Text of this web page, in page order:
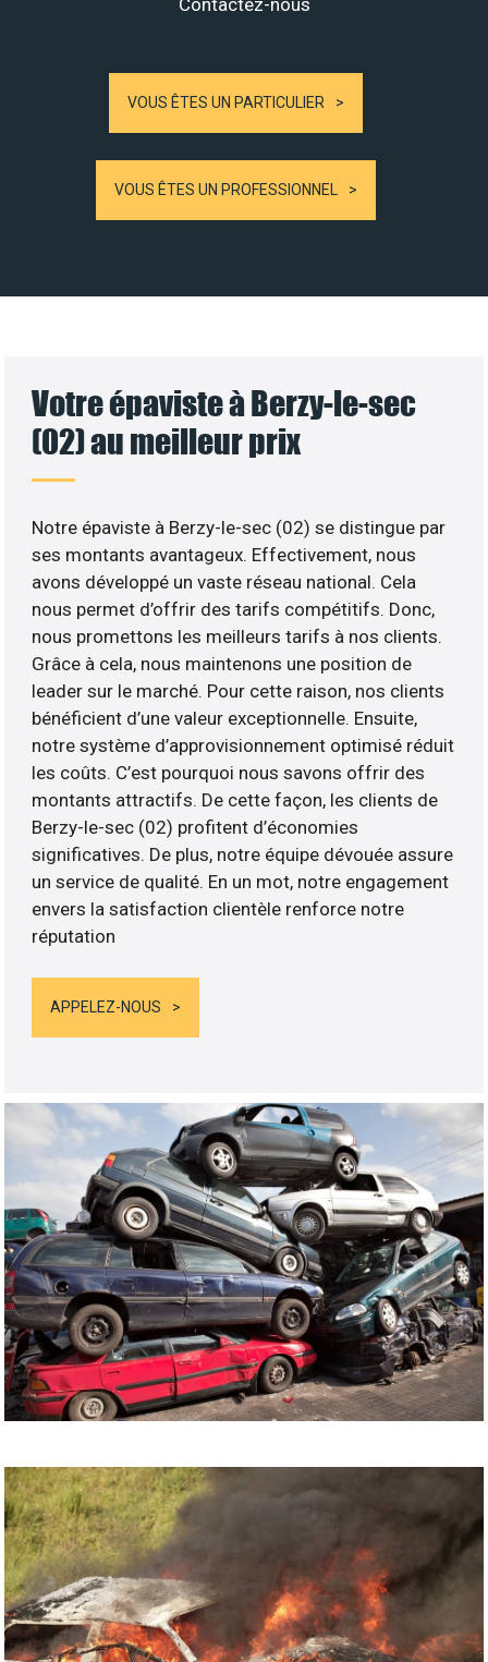
VOUS ÊTES UN PARTICULIER
VOUS ÊTES UN PROFESSIONNEL
Votre épaviste à Berzy-le-sec
(02) au meilleur prix
Notre épaviste à Berzy-le-sec (02) se distingue par
ses montants avantageux. Effectivement, nous
avons développé un vaste réseau national. Cela
nous permet d’offrir des tarifs compétitifs. Donc,
nous promettons les meilleurs tarifs à nos clients.
Grâce à cela, nous maintenons une position de
leader sur le marché. Pour cette raison, nos clients
bénéficient d’une valeur exceptionnelle. Ensuite,
notre système d’approvisionnement optimisé réduit
les coûts. C’est pourquoi nous savons offrir des
montants attractifs. De cette façon, les clients de
Berzy-le-sec (02) profitent d’économies
significatives. De plus, notre équipe dévouée assure
un service de qualité. En un mot, notre engagement
envers la satisfaction clientèle renforce notre
réputation
APPELEZ-NOUS